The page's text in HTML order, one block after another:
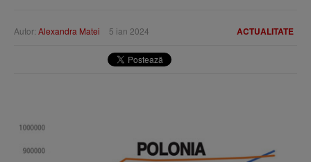
ACTUALITATE
Autor: Alexandra Matei 5 ian 2024